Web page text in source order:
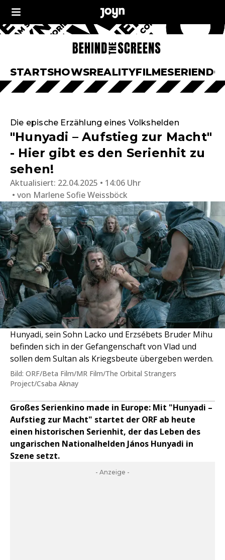
STARTSHOWSREALITYFILMESERIEN
Die epische Erzählung eines Volkshelden
"Hunyadi – Aufstieg zur Macht"
- Hier gibt es den Serienhit zu
sehen!
Aktualisiert: 22.04.2025 • 14:06 Uhr
von Marlene Sofie Weissböck
Hunyadi, sein Sohn Lacko und Erzsébets Bruder Mihu
befinden sich in der Gefangenschaft von Vlad und
sollen dem Sultan als Kriegsbeute übergeben werden.
Bild: ORF/Beta Film/MR Film/The Orbital Strangers
Project/Csaba Aknay
Großes Serienkino made in Europe: Mit "Hunyadi –
Aufstieg zur Macht" startet der ORF ab heute
einen historischen Serienhit, der das Leben des
ungarischen Nationalhelden János Hunyadi in
Szene setzt.
- Anzeige -